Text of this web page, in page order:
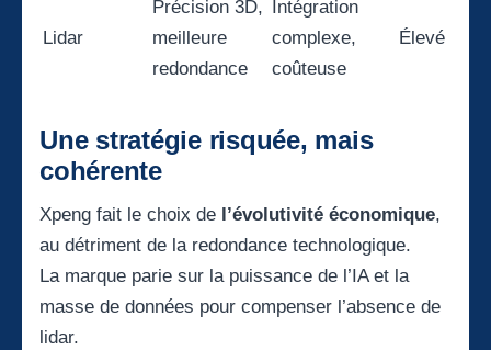
Lidar
Précision 3D,
meilleure
redondance
Intégration
complexe,
coûteuse
Élevé
Une stratégie risquée, mais
cohérente
Xpeng fait le choix de l’évolutivité économique,
au détriment de la redondance technologique.
La marque parie sur la puissance de l’IA et la
masse de données pour compenser l’absence de
lidar.